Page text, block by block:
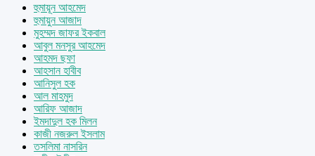
হুমায়ূন আহমেদ
হুমায়ুন আজাদ
মুহম্মদ জাফর ইকবাল
আবুল মনসুর আহমেদ
আহমদ ছফা
আহসান হাবীব
আনিসুল হক
আল মাহমুদ
আরিফ আজাদ
ইমদাদুল হক মিলন
কাজী নজরুল ইসলাম
তসলিমা নাসরিন